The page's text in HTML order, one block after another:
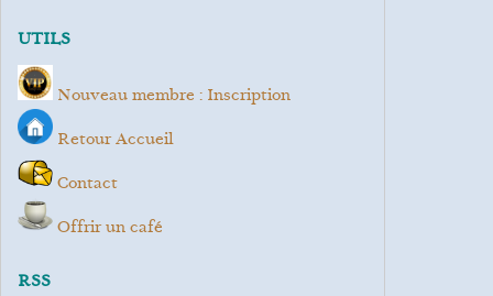
UTILS
Nouveau membre : Inscription
Retour Accueil
Contact
Offrir un café
RSS